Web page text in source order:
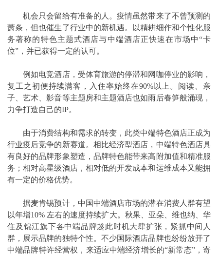
机会只会留给有准备的人。疫情虽然带来了不曾预测的
萧条，但也催生了行业中的新机遇。以精耕细作和个性化服
务著称的特色主题式酒店与中端酒店正快速在市场中“卡
位”，并已获得一定的认可。
例如电竞酒店，受体育旅游的停滞和网咖停业的影响，
复工之初便持续满客，入住率始终在90%以上。阅读、亲
子、艺术、影音等主题房和主题酒店也如雨后春笋般涌现，
力争打造自己的IP。
由于消费结构和需求的转变，此类中端特色酒店正成为
行业疫后竞争的新赛道。相比经济型酒店，中端特色酒店具
有良好的品牌形象塑造，品牌特色能带来高附加值和精准服
务；相对高星级酒店，相对低的开发成本和运维成本又能拥
有一定的价格优势。
据麦肯锡预计，中国中端酒店市场的潜在消费人群有望
以年增10% 左右的速度持续扩大。秋果、亚朵、维也纳、华
住及锦江旗下各中端品牌趁此时机大肆扩张，紧抓中间人
群，展示品牌的独特个性。不少国际酒店品牌也纷纷放开了
中端品牌特许经营权，来适应中端经济增长的“新常态”，寄